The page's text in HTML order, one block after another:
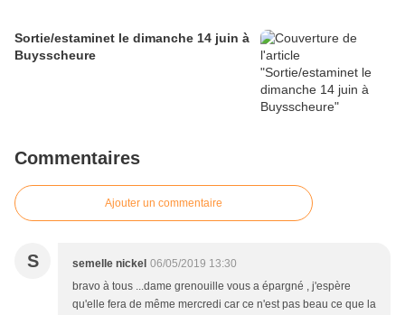
Sortie/estaminet le dimanche 14 juin à
Buysscheure
Commentaires
Ajouter un commentaire
S semelle nickel 06/05/2019 13:30
bravo à tous ...dame grenouille vous a épargné , j'espère
qu'elle fera de même mercredi car ce n'est pas beau ce que la